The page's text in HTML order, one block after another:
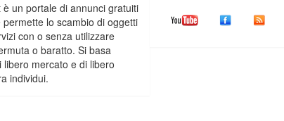
è un portale di annunci gratuiti
permette lo scambio di oggetti
con o senza utilizzare
o baratto. Si basa
libero mercato e di libero
individui.